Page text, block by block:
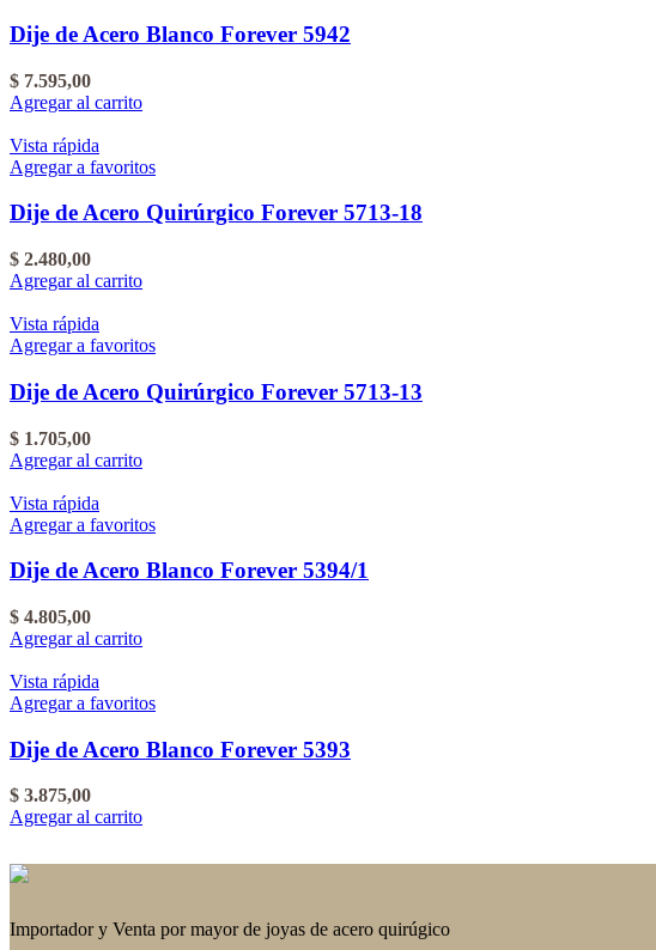
Dije de Acero Blanco Forever 5942
$ 7.595,00
Agregar al carrito
Vista rápida
Agregar a favoritos
Dije de Acero Quirúrgico Forever 5713-18
$ 2.480,00
Agregar al carrito
Vista rápida
Agregar a favoritos
Dije de Acero Quirúrgico Forever 5713-13
$ 1.705,00
Agregar al carrito
Vista rápida
Agregar a favoritos
Dije de Acero Blanco Forever 5394/1
$ 4.805,00
Agregar al carrito
Vista rápida
Agregar a favoritos
Dije de Acero Blanco Forever 5393
$ 3.875,00
Agregar al carrito
Importador y Venta por mayor de joyas de acero quirúgico